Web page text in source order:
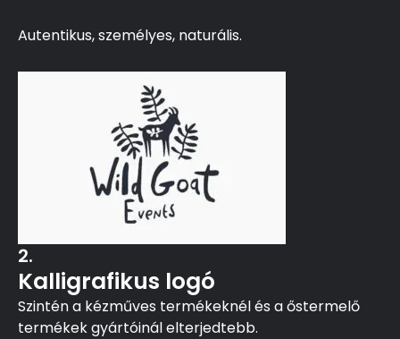
Autentikus, személyes, naturális.
2.
Kalligrafikus logó
Szintén a kézműves termékeknél és a őstermelő
termékek gyártóinál elterjedtebb.